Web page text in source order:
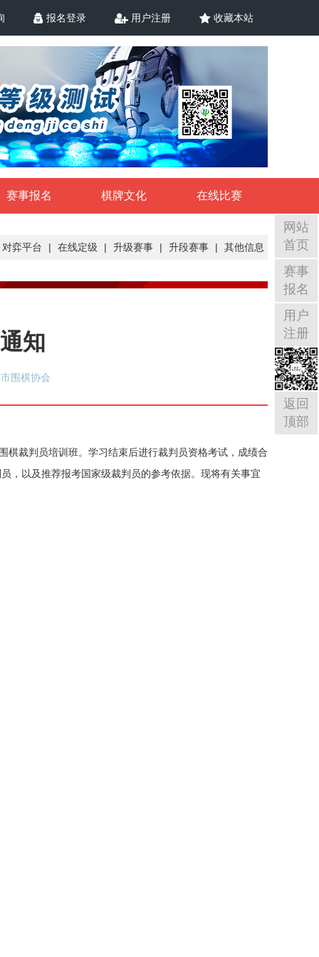
报名登录 用户注册 收藏本站
赛事报名 棋牌文化 在线比赛
对弈平台 | 在线定级 | 升级赛事 | 升段赛事 | 其他信息
知
围棋协会
棋裁判员培训班。学习结束后进行裁判员资格考试，成绩合
，以及推荐报考国家级裁判员的参考依据。现将有关事宜
网站
首页
赛事
报名
用户
注册
返回
顶部